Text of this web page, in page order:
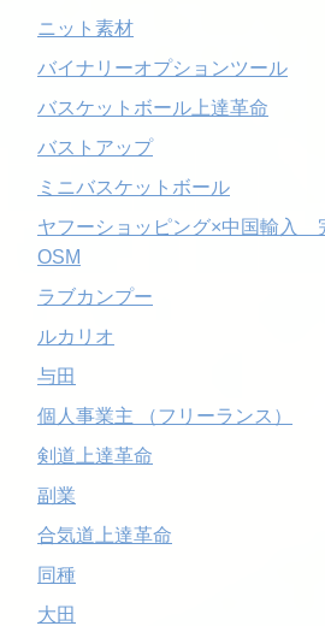
ニット素材
バイナリーオプションツール
バスケットボール上達革命
バストアップ
ミニバスケットボール
ヤフーショッピング×中国輸入
OSM
ラブカンプー
ルカリオ
与田
個人事業主 （フリーランス）
剣道上達革命
副業
合気道上達革命
同種
大田